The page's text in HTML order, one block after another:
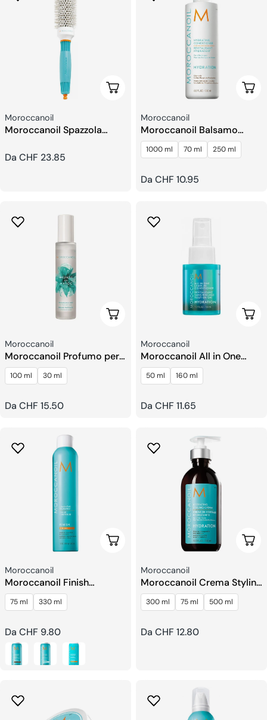
Scegli Le Opzioni
Venditore:
Moroccanoil
Moroccanoil Spazzola
Prezzo
Da CHF 23.85
Venditore:
Moroccanoil
Moroccanoil Balsamo
Idratante
1000 ml 70 ml 250 ml
Prezzo
Da CHF 10.95
Scegli Le Opzioni
Venditore:
Moroccanoil
Moroccanoil Profumo per
Capelli e Corpo
100 ml 30 ml
Prezzo
Da CHF 15.50
Venditore:
Moroccanoil
Moroccanoil All in One
Leave-In Balsamo
50 ml 160 ml
Prezzo
Da CHF 11.65
Scegli Le Opzioni
Venditore:
Moroccanoil
Moroccanoil Finish
Luminous Lacca
75 ml 330 ml
Prezzo
regolare
Da CHF 9.80
Venditore:
Moroccanoil
Moroccanoil Crema Styling
Idratante
300 ml 75 ml 500 ml
Prezzo
Da CHF 12.80